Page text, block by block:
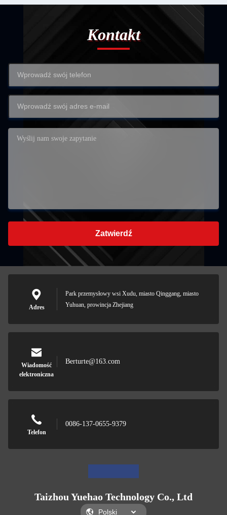
Kontakt
Zatwierdź
Adres
Park przemysłowy wsi Xudu, miasto Qinggang, miasto
Yuhuan, prowincja Zhejiang
Wiadomość
elektroniczna
Berturte@163.com
Telefon
0086-137-0655-9379
Taizhou Yuehao Technology Co., Ltd